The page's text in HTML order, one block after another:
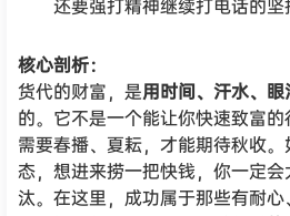
还要强打精神继续打电话的坚
核心剖析：
货代的财富，是用时间、汗水、
的。它不是一个能让你快速致富的
需要春播、夏耘，才能期待秋收
态，想进来捞一把快钱，你一定
汰。在这里，成功属于那些有耐